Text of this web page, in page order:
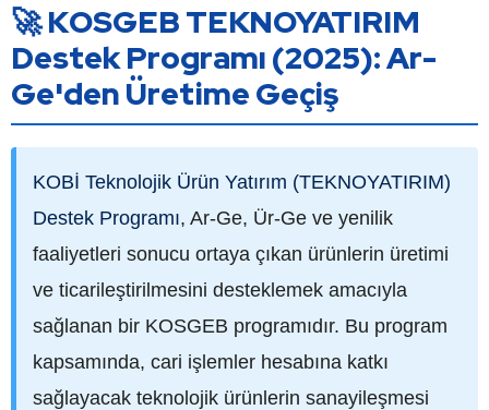
🚀 KOSGEB TEKNOYATIRIM
Destek Programı (2025): Ar-
Ge'den Üretime Geçiş
KOBİ Teknolojik Ürün Yatırım (TEKNOYATIRIM)
Destek Programı, Ar-Ge, Ür-Ge ve yenilik
faaliyetleri sonucu ortaya çıkan ürünlerin üretimi
ve ticarileştirilmesini desteklemek amacıyla
sağlanan bir KOSGEB programıdır. Bu program
kapsamında, cari işlemler hesabına katkı
sağlayacak teknolojik ürünlerin sanayileşmesi